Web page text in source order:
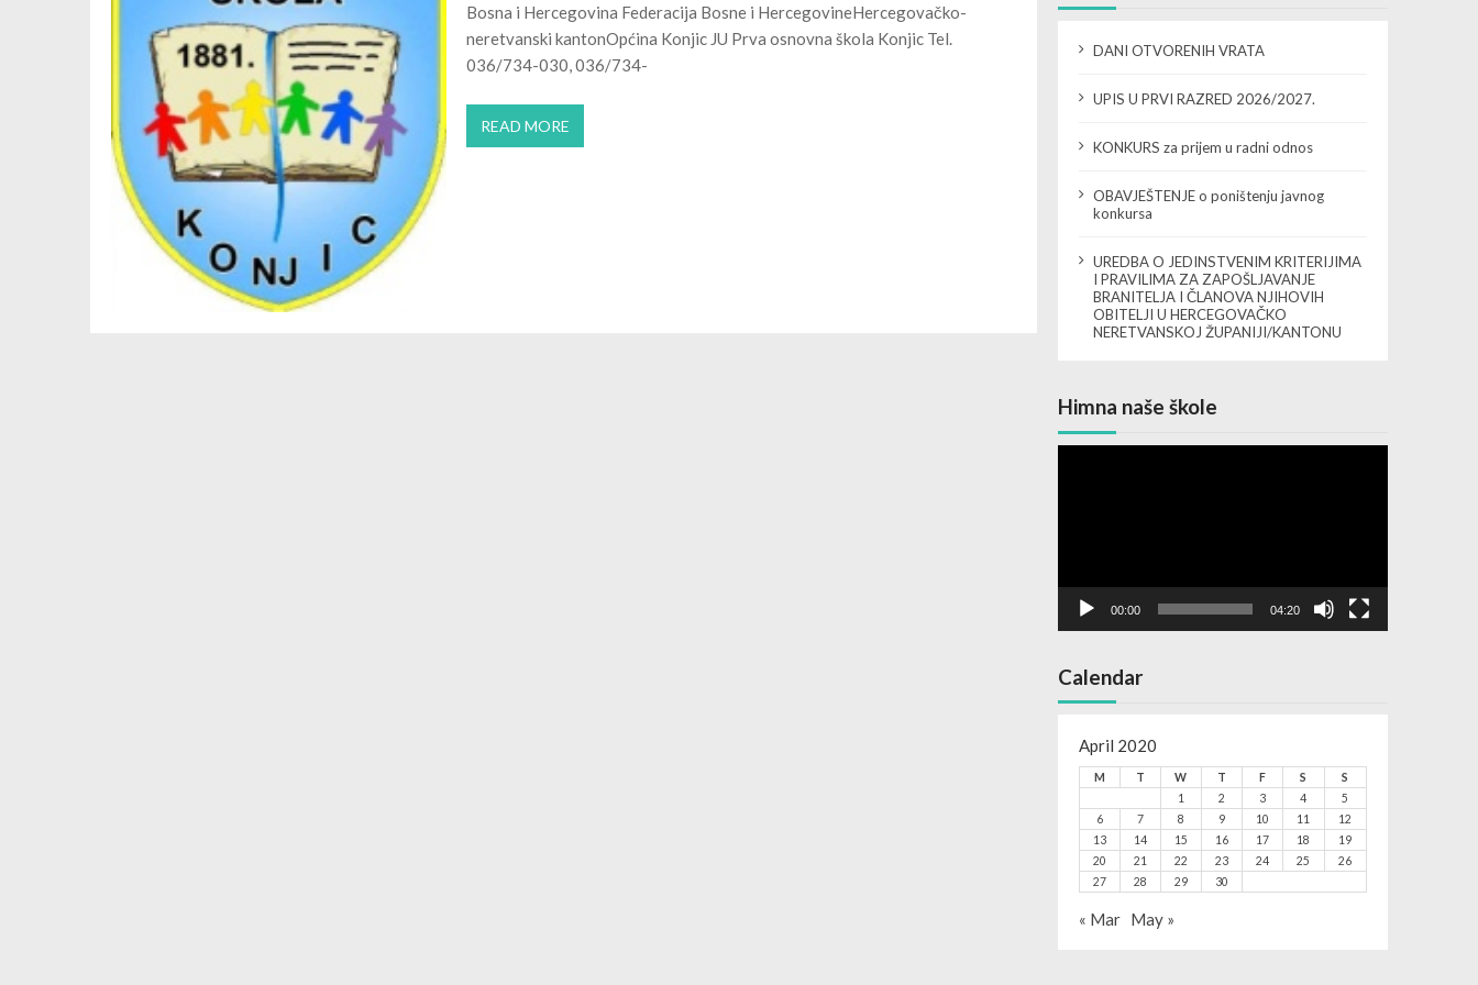
Bosna i Hercegovina Federacija Bosne i HercegovineHercegovačko-
neretvanski kantonOpćina Konjic JU Prva osnovna škola Konjic Tel.
036/734-030, 036/734-
READ MORE
DANI OTVORENIH VRATA
UPIS U PRVI RAZRED 2026/2027.
KONKURS za prijem u radni odnos
OBAVJEŠTENJE o poništenju javnog
konkursa
UREDBA O JEDINSTVENIM KRITERIJIMA
I PRAVILIMA ZA ZAPOŠLJAVANJE
BRANITELJA I ČLANOVA NJIHOVIH
OBITELJI U HERCEGOVAČKO
NERETVANSKOJ ŽUPANIJI/KANTONU
Himna naše škole
00:00 04:20
Calendar
April 2020
M T W T F S
S
1
2 3 4
5
6
7 8 9 10 11
12
13
14 15 16 17 18
19
20
21 22 23 24 25
26
27
28 29 30
« Mar May »